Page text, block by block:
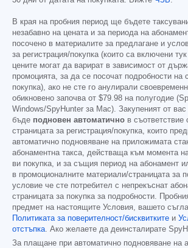
В края на пробния период ще бъдете
незабавно на цената и за периода на
посочено в материалите за предлагане и
за регистрация/покупка (които са включени
цените могат да варират в зависимост от
промоцията, за да се посочат подробности на
покупка), ако не сте го анулирали
обикновено започва от $79.98 на полугодие
Windows/SpyHunter за Mac). Закупеният от
бъде подновен автоматично в съответствие
страницата за регистрация/покупка, които
автоматично подновяване на приложимата
абонаментна такса, действаща към момента
ви покупка, и за същия период на абонамент
в промоционалните материали/страницата за
условие че сте потребител с непрекъснат
страницата за покупка за подробности.
предмет на настоящите Условия, вашето
Политиката за поверителност/бисквитките и
отстъпка. Ако желаете да деинсталирате
За плащане при автоматично подновяване на